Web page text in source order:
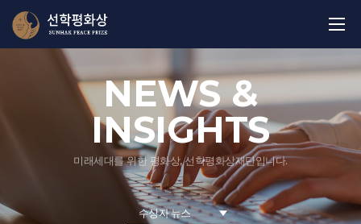
NEWS &
INSIGHTS
미래세대를 위한 평화상, 선학평화상재단입니다.
수상자 뉴스